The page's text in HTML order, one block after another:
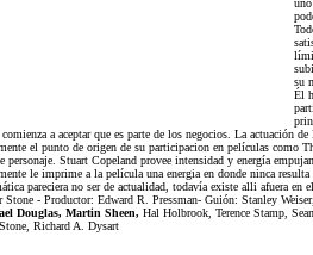
su
Él
a aceptar que es parte de los negocios. La actuación
el punto de origen de su participacion en películas como
personaje. Stuart Copeland provee intensidad y energía
le imprime a la película una energia en donde ninca
pareciera no ser de actualidad, todavía existe alli afuera en
Stone - Productor: Edward R. Pressman- Guión: Stanley
Douglas, Martin Sheen, Hal Holbrook, Terence Stamp,
Richard A. Dysart